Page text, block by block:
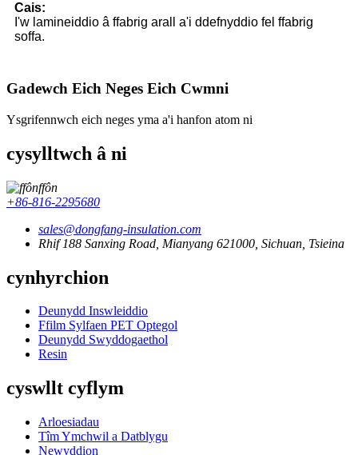
Cais:
I'w lamineiddio â ffabrig arall a'i ddefnyddio fel ffabrig
soffa.
Gadewch Eich Neges Eich Cwmni
Ysgrifennwch eich neges yma a'i hanfon atom ni
cysylltwch â ni
ffôn
+86-816-2295680
sales@dongfang-insulation.com
Rhif 188 Sanxing Road, Mianyang 621000, Sichuan, Tsieina
cynhyrchion
Deunydd Inswleiddio
Ffilm Sylfaen PET Optegol
Deunydd Swyddogaethol
Resin
cyswllt cyflym
Arloesiadau
Tîm Ymchwil a Datblygu
Newyddion